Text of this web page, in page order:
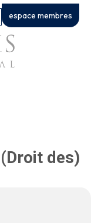
espace membres
des)